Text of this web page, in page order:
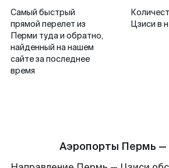
Самый быстрый
прямой перелет из
Перми туда и обратно,
найденный на нашем
сайте за последнее
время
Цзиси в
Аэропорты Пермь —